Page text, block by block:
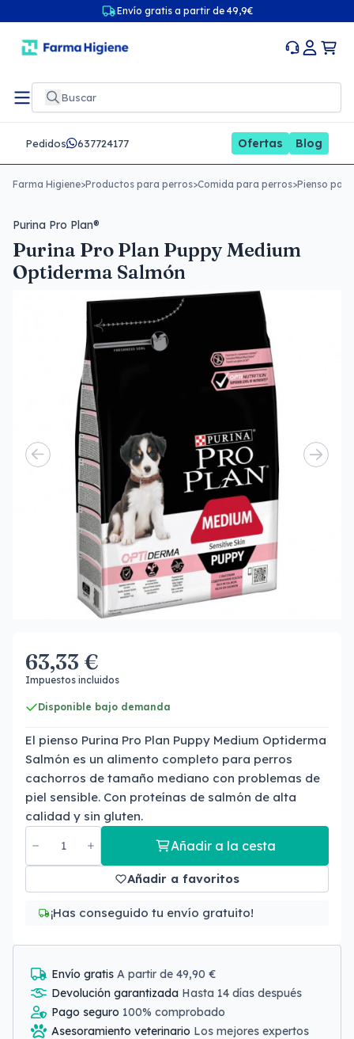
Envío gratis a partir de 49,9€
Pedidos 637724177 Ofertas Blog
Farma Higiene>Productos para perros>Comida para perros>Pienso
Purina Pro Plan®
Purina Pro Plan Puppy Medium
Optiderma Salmón
63,33 €
Impuestos incluidos
Disponible bajo demanda
El pienso Purina Pro Plan Puppy Medium Optiderma
Salmón es un alimento completo para perros
cachorros de tamaño mediano con problemas de
piel sensible. Con proteínas de salmón de alta
calidad y sin gluten.
Añadir a la cesta
Añadir a favoritos
¡Has conseguido tu envío gratuito!
Envío gratis A partir de 49,90 €
Devolución garantizada Hasta 14 días después
Pago seguro 100% comprobado
Asesoramiento veterinario Los mejores expertos